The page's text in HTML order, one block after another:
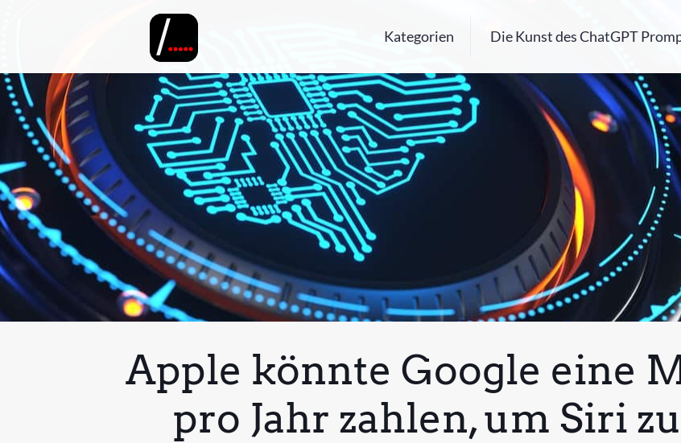
Kategorien Die Kunst des ChatGPT
Apple könnte Google eine
pro Jahr zahlen, um Siri